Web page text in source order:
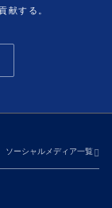
献する。
ソーシャルメディア一覧